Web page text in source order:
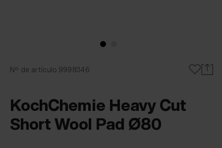
Nº de artículo 9998346
KochChemie Heavy Cut
Short Wool Pad Ø80